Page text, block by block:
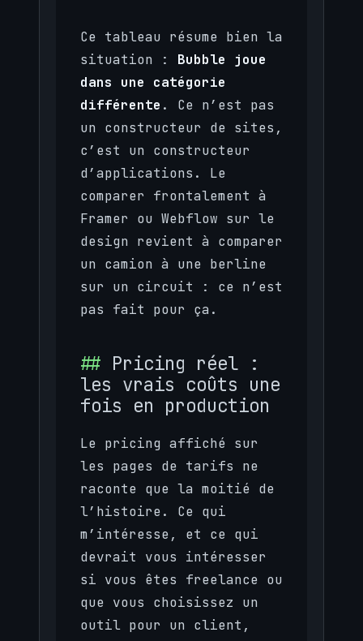
Ce tableau résume bien la
situation : Bubble joue
dans une catégorie
différente . Ce n’est pas
un constructeur de sites,
c’est un constructeur
d’applications. Le
comparer frontalement à
Framer ou Webflow sur le
design revient à comparer
un camion à une berline
sur un circuit : ce n’est
pas fait pour ça.
Pricing réel :
les vrais coûts une
fois en production
Le pricing affiché sur
les pages de tarifs ne
raconte que la moitié de
l’histoire. Ce qui
m’intéresse, et ce qui
devrait vous intéresser
si vous êtes freelance ou
que vous choisissez un
outil pour un client,